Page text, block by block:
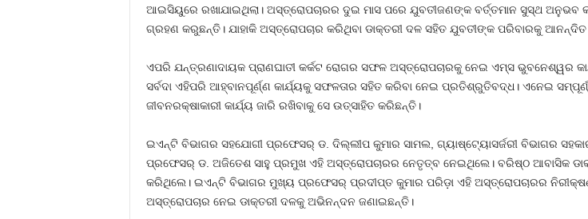
ଆଇସିୟୁରେ ରଖାଯାଇଥିଲା। ଅସ୍ତ୍ରୋପଚାରର ଦୁଇ ମାସ ପରେ ଯୁବତୀଜଣଙ୍କ ବର୍ତ୍ତମାନ ସୁସ୍ଥ ଅନୁଭବ
ଗ୍ରହଣ କରୁଛନ୍ତି। ଯାହାକି ଅସ୍ତ୍ରୋପଚାର କରିଥିବା ଡାକ୍ତରୀ ଦଳ ସହିତ ଯୁବତୀଙ୍କ ପରିବାରକୁ
ଏପରି ଯନ୍ତ୍ରଣାଦାୟକ ପ୍ରାଣଘାତୀ କର୍କଟ ରୋଗର ସଫଳ ଅସ୍ତ୍ରୋପଚାରକୁ ନେଇ ଏମ୍‌ସ ଭୁବନେଶ୍ୱର
ସର୍ବଦା ଏହିପରି ଆହ୍ବାନପୂର୍ଣ୍ଣ କାର୍ଯ୍ୟକୁ ସଫଳତାର ସହିତ କରିବା ନେଇ ପ୍ରତିଶ୍ରୁତିବଦ୍ଧ। ଏନେଇ
ଜୀବନରକ୍ଷାକାରୀ କାର୍ଯ୍ୟ ଜାରି ରଖିବାକୁ ସେ ଉତ୍ସାହିତ କରିଛନ୍ତି।
ଇଏନ୍‌ଟି ବିଭାଗର ସହଯୋଗୀ ପ୍ରଫେସର୍‌ ଡ. ଦିଲ୍ଲୀପ କୁମାର ସାମଲ, ଗ୍ୟାଷ୍ଟ୍ୟୋସର୍ଜରୀ ବିଭାଗର
ପ୍ରଫେସର୍‌ ଡ. ଅଜିତେଶ ସାହୁ ପ୍ରମୁଖ ଏହି ଅସ୍ତ୍ରୋପଚାରର ନେତୃତ୍ବ ନେଇଥିଲେ। ବରିଷ୍ଠ ଆବାସିକ
କରିଥିଲେ। ଇଏନ୍‌ଟି ବିଭାଗର ମୁଖ୍ୟ ପ୍ରଫେସର୍‌ ପ୍ରଦୀପ୍ତ କୁମାର ପରିଡ଼ା ଏହି ଅସ୍ତ୍ରୋପଚାରର
ଅସ୍ତ୍ରୋପଚାର ନେଇ ଡାକ୍ତରୀ ଦଳକୁ ଅଭିନନ୍ଦନ ଜଣାଇଛନ୍ତି।